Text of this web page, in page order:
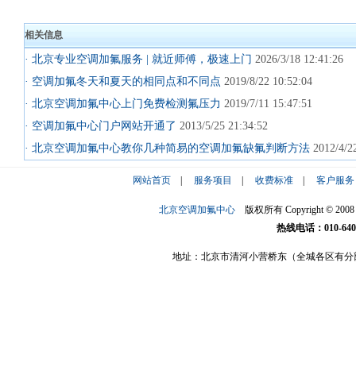
相关信息
· 北京专业空调加氟服务 | 就近师傅，极速上门 2026/3/18 12:41:26
· 空调加氟冬天和夏天的相同点和不同点 2019/8/22 10:52:04
· 北京空调加氟中心上门免费检测氟压力 2019/7/11 15:47:51
· 空调加氟中心门户网站开通了 2013/5/25 21:34:52
· 北京空调加氟中心教你几种简易的空调加氟缺氟判断方法 2012/4/
网站首页 服务项目 收费标准 客户服务
北京空调加氟中心版权所有 Copyright © 2008
热线电话：010-
地址：北京市清河小营桥东（全城各区有